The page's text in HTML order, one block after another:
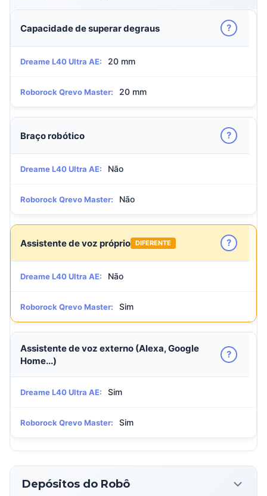
Capacidade de superar degraus ?
Dreame L40 Ultra AE: 20 mm
Roborock Qrevo Master: 20 mm
Braço robótico ?
Dreame L40 Ultra AE: Não
Roborock Qrevo Master: Não
Assistente de voz próprio DIFERENTE ?
Dreame L40 Ultra AE: Não
Roborock Qrevo Master: Sim
Assistente de voz externo (Alexa, Google
Home...)
?
Dreame L40 Ultra AE: Sim
Roborock Qrevo Master: Sim
Depósitos do Robô